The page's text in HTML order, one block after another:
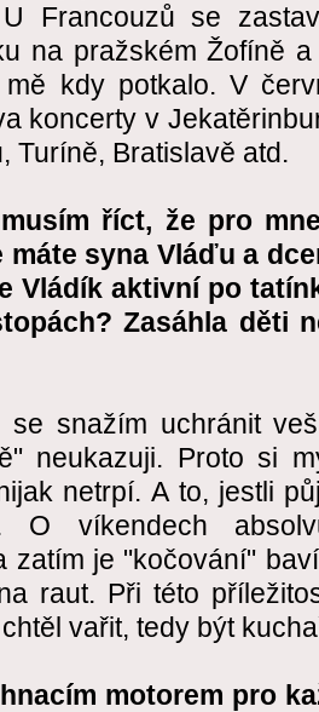
U Francouzů se
na pražském Žofíně
kdy potkalo. V
koncerty v
Turíně, Bratislavě atd.
říct, že pro
máte syna Vláďu a
Vládík aktivní po
Zasáhla děti
se snažím uchránit
neukazuji. Proto si
netrpí. A to, jestli
O víkendech
zatím je "kočování"
raut. Při této
vařit, tedy být
motorem pro